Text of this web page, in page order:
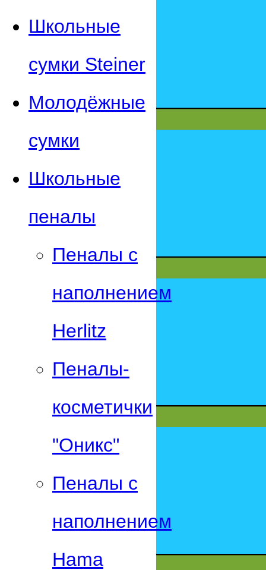
Школьные
сумки Steiner
Молодёжные
сумки
Школьные
пеналы
Пеналы с
наполнением
Herlitz
Пеналы-
косметички
"Оникс"
Пеналы с
наполнением
Hama